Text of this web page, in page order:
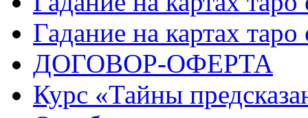
Гадание на картах
ДОГОВОР-ОФЕРТА
Курс «Тайны